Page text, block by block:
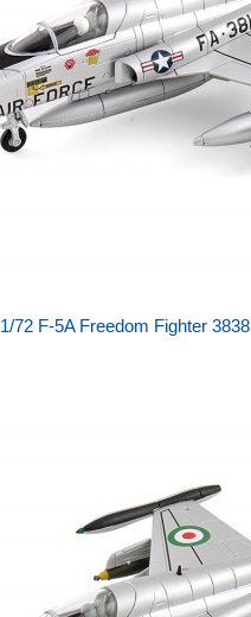
F-5A Freedom Fighter